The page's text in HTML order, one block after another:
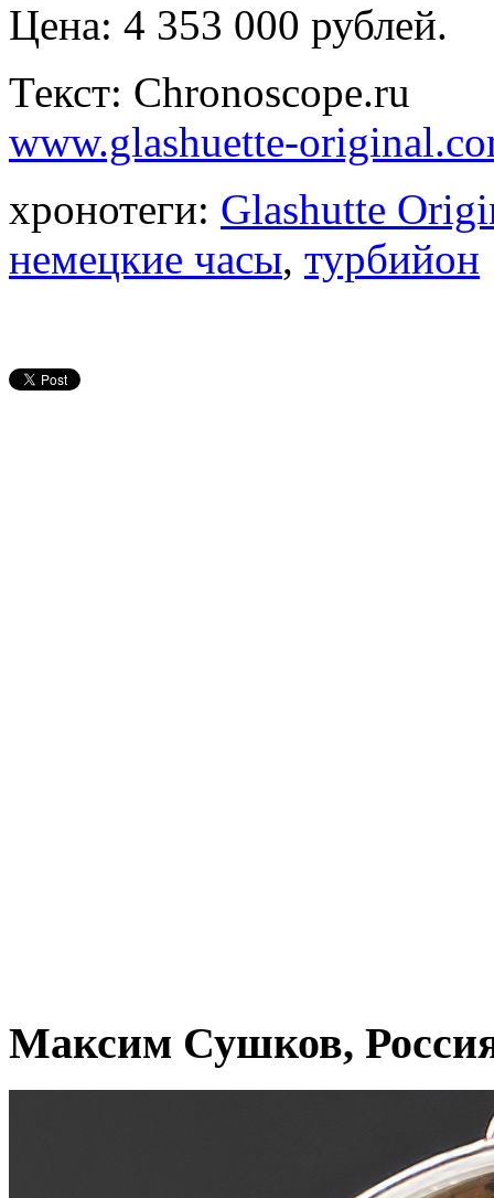
Цена: 4 353 000 рублей.
Текст: Chronoscope.ru
www.glashuette-
хронотеги: Glashutte
немецкие часы, турбийон
Максим Сушков,